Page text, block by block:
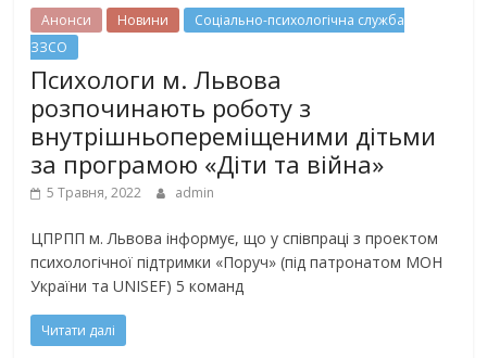
Анонси Новини
Соціально-психологічна служба
ЗЗСО
Психологи м. Львова
розпочинають роботу з
внутрішньопереміщеними дітьми
за програмою «Діти та війна»
5 Травня, 2022 admin
ЦПРПП м. Львова інформує, що у співпраці з проектом
психологічної підтримки «Поруч» (під патронатом МОН
України та UNISEF) 5 команд
Читати далі